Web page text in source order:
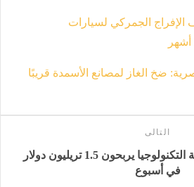
الإفراج الجمركي لسيارات
ضخ الغاز لمصانع الأسمدة قريبًا
التالى
قفزة تريليونية.. عمالقة التكنولوجيا يربحون 1.5 تريليون دولار
في أسبوع